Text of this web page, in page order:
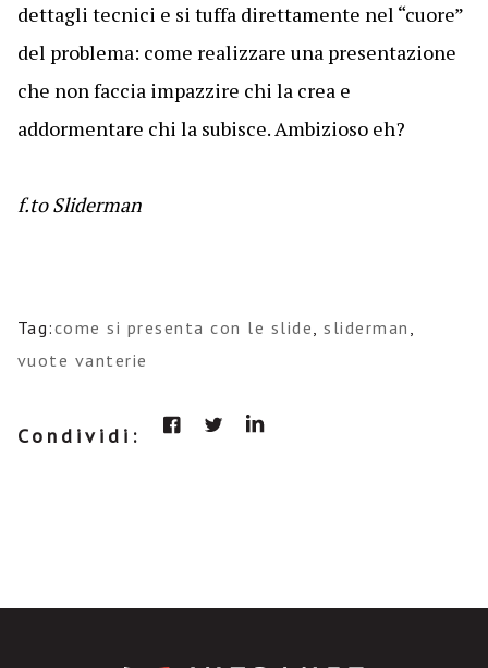
dettagli tecnici e si tuffa direttamente nel “cuore”
del problema: come realizzare una presentazione
che non faccia impazzire chi la crea e
addormentare chi la subisce. Ambizioso eh?
f.to Sliderman
Tag:come si presenta con le slide,sliderman ,
vuote vanterie
Condividi: